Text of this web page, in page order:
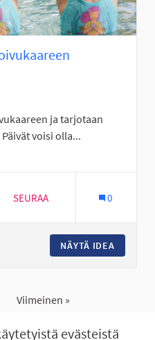
evästeistä
ja tarjotaan
voisi olla...
Eteläinen Seinäjoki
1 SEURAAJA
SEURAA 0
NÄYTÄ IDEA
Viimeinen »
Näytä kaikki peruutetut ideat